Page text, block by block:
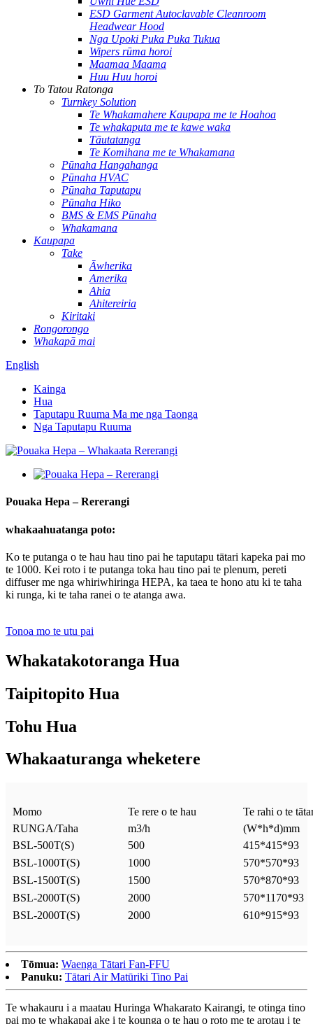
ESD Garment Autoclavable Cleanroom
Headwear Hood
Nga Upoki Puka Puka Tukua
Wipers rūma horoi
Maamaa Maama
Huu Huu horoi
To Tatou Ratonga
Turnkey Solution
Te Whakamahere Kaupapa me te Hoahoa
Te whakaputa me te kawe waka
Tāutatanga
Te Komihana me te Whakamana
Pūnaha Hangahanga
Pūnaha HVAC
Pūnaha Taputapu
Pūnaha Hiko
BMS & EMS Pūnaha
Whakamana
Kaupapa
Take
Āwherika
Amerika
Ahia
Ahitereiria
Kiritaki
Rongorongo
Whakapā mai
English
Kainga
Hua
Taputapu Ruuma Ma me nga Taonga
Nga Taputapu Ruuma
Pouaka Hepa – Rererangi
whakaahuatanga poto:
Ko te putanga o te hau hau tino pai he taputapu tātari kapeka pai mo
te 1000. Kei roto i te putanga toka hau tino pai te plenum, pereti
diffuser me nga whiriwhiringa HEPA, ka taea te hono atu ki te taha
ki runga, ki te taha ranei o te atanga awa.
Tonoa mo te utu pai
Whakatakotoranga Hua
Taipitopito Hua
Tohu Hua
Whakaaturanga wheketere
Momo Te rere o te hau
Te rahi o te
RUNGA/Taha
m3/h
(W*h*d)mm
BSL-500T(S)
500
415*415*93
BSL-1000T(S)
1000
570*570*93
BSL-1500T(S)
1500
570*870*93
BSL-2000T(S)
2000
570*1170*93
BSL-2000T(S)
2000 610*915*93
Tōmua: Waenga Tātari Fan-FFU
Panuku: Tātari Air Matūriki Tino Pai
Te whakauru i a maatau Huringa Whakarato Kairangi, te otinga tino
pai mo te whakapai ake i te kounga o te hau o roto me te arotau i te